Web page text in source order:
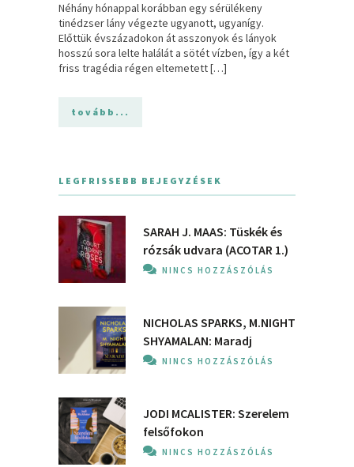
Néhány hónappal korábban egy sérülékeny
tinédzser lány végezte ugyanott, ugyanígy.
Előttük évszázadokon át asszonyok és lányok
hosszú sora lelte halálát a sötét vízben, így a két
friss tragédia régen eltemetett […]
tovább...
LEGFRISSEBB BEJEGYZÉSEK
SARAH J. MAAS: Tüskék és
rózsák udvara (ACOTAR 1.)
NINCS HOZZÁSZÓLÁS
NICHOLAS SPARKS, M.NIGHT
SHYAMALAN: Maradj
NINCS HOZZÁSZÓLÁS
JODI MCALISTER: Szerelem
felsőfokon
NINCS HOZZÁSZÓLÁS